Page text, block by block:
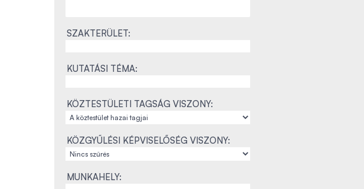
SZAKTERÜLET:
KUTATÁSI TÉMA:
KÖZTESTÜLETI TAGSÁG VISZONY:
KÖZGYŰLÉSI KÉPVISELŐSÉG VISZONY:
MUNKAHELY: